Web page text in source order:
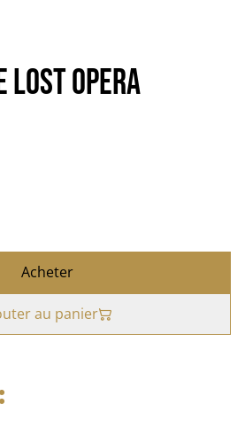
lost opera
Acheter
au panier